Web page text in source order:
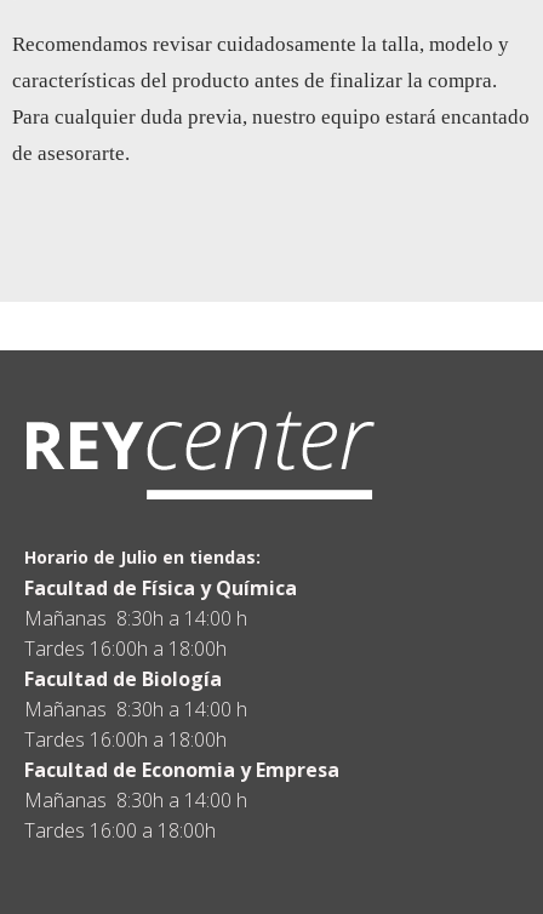
Recomendamos revisar cuidadosamente la talla, modelo y
características del producto antes de finalizar la compra.
Para cualquier duda previa, nuestro equipo estará encantado
de asesorarte.
Horario de Julio en tiendas:
Facultad de Física y Química
Mañanas 8:30h a 14:00 h
Tardes 16:00h a 18:00h
Facultad de Biología
Mañanas 8:30h a 14:00 h
Tardes 16:00h a 18:00h
Facultad de Economia y Empresa
Mañanas 8:30h a 14:00 h
Tardes 16:00 a 18:00h